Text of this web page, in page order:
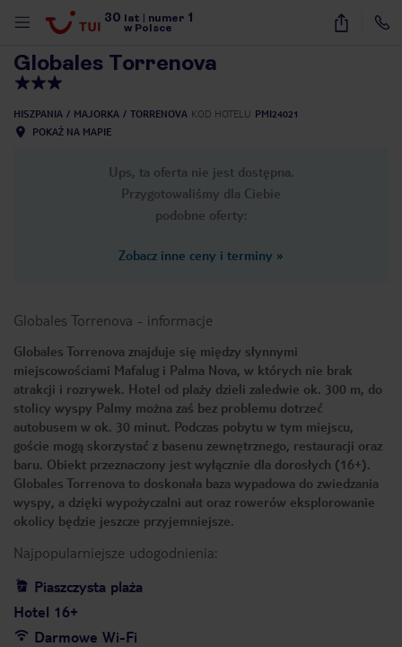
30 lat numer 1
w Polsce
24
Globales Torrenova
HISZPANIA MAJORKA TORRENOVA KOD HOTELU PMI24021
POKAŻ NA MAPIE
Ups, ta oferta nie jest dostępna.
Przygotowaliśmy dla Ciebie
podobne oferty:
Zobacz inne ceny i terminy »
Globales Torrenova - informacje
Globales Torrenova znajduje się między słynnymi
miejscowościami Mafalug i Palma Nova, w których nie brak
atrakcji i rozrywek. Hotel od plaży dzieli zaledwie ok. 300 m, do
stolicy wyspy Palmy można zaś bez problemu dotrzeć
autobusem w ok. 30 minut. Podczas pobytu w tym miejscu,
goście mogą skorzystać z basenu zewnętrznego, restauracji oraz
baru. Obiekt przeznaczony jest wyłącznie dla dorosłych (16+).
Globales Torrenova to doskonała baza wypadowa do zwiedzania
wyspy, a dzięki wypożyczalni aut oraz rowerów eksplorowanie
okolicy będzie jeszcze przyjemniejsze.
Najpopularniejsze udogodnienia:
Piaszczysta plaża
Hotel 16+
Darmowe Wi-Fi